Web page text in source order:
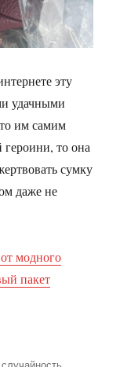
эту
удачными
им самим
героини, то она
сумку
даже не
модного
пакет